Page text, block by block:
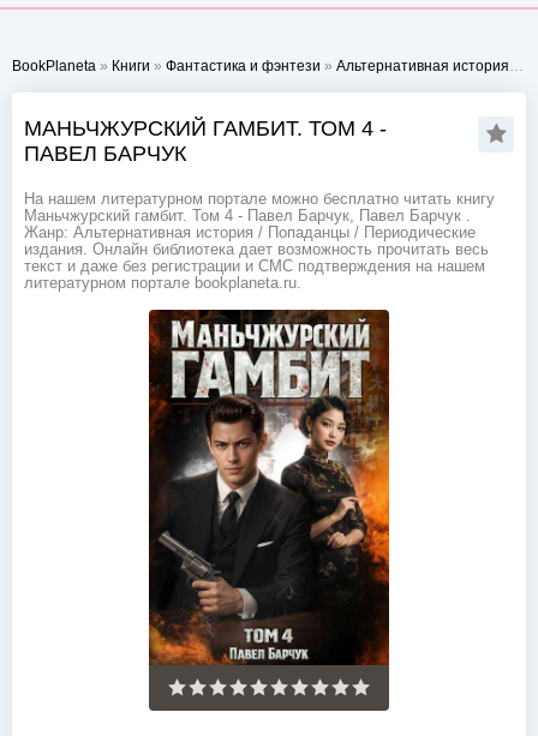
BookPlaneta » Книги » Фантастика и фэнтези » Альтернативная история»
МАНЬЧЖУРСКИЙ ГАМБИТ. ТОМ 4 -
ПАВЕЛ БАРЧУК
На нашем литературном портале можно бесплатно читать книгу
Маньчжурский гамбит. Том 4 - Павел Барчук, Павел Барчук .
Жанр: Альтернативная история / Попаданцы / Периодические
издания. Онлайн библиотека дает возможность прочитать весь
текст и даже без регистрации и СМС подтверждения на нашем
литературном портале bookplaneta.ru.